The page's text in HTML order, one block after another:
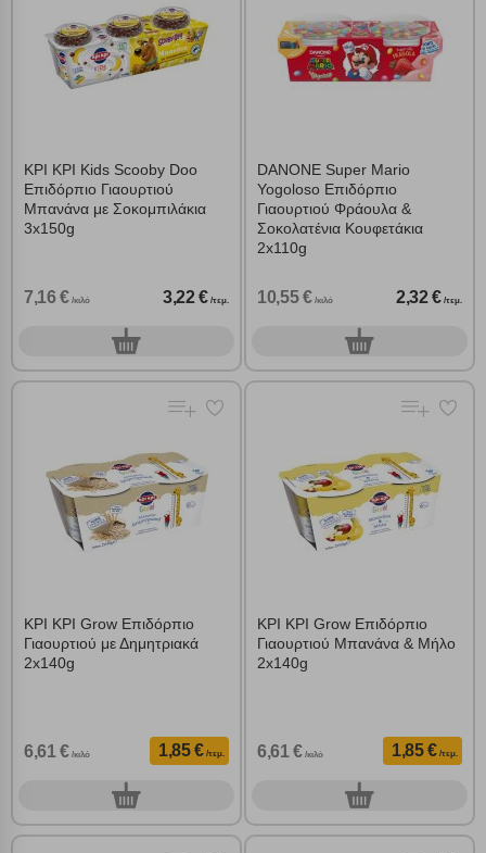
ΚΡΙ ΚΡΙ Kids Scooby Doo
Επιδόρπιο Γιαουρτιού
Μπανάνα με Σοκομπιλάκια
3x150g
7,16 € /κιλό 3,22 € /τεμ.
0τεμ.
DANONE Super Mario
Yogoloso Επιδόρπιο
Γιαουρτιού Φράουλα &
Σοκολατένια Κουφετάκια
2x110g
10,55 € /κιλό 2,32 € /τεμ.
0τεμ.
ΚΡΙ ΚΡΙ Grow Επιδόρπιο
Γιαουρτιού με Δημητριακά
2x140g
6,61 € /κιλό 1,85 € /τεμ.
0τεμ.
ΚΡΙ ΚΡΙ Grow Επιδόρπιο
Γιαουρτιού Μπανάνα & Μήλο
2x140g
6,61 € /κιλό 1,85 € /τεμ.
0τεμ.